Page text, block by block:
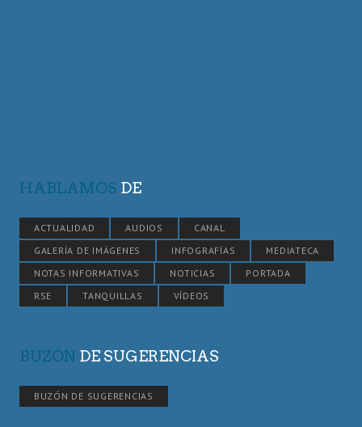
HABLAMOS DE
ACTUALIDAD AUDIOS
CANAL
GALERÍA DE IMÁGENES
INFOGRAFÍAS
MEDIATECA
NOTAS INFORMATIVAS
NOTICIAS
PORTADA
RSE
TANQUILLAS VÍDEOS
BUZÓN DE SUGERENCIAS
BUZÓN DE SUGERENCIAS